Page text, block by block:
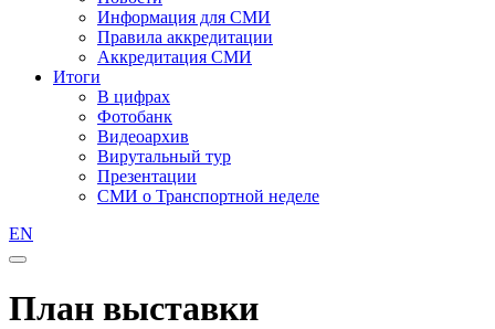
Информация для СМИ
Правила аккредитации
Аккредитация СМИ
Итоги
В цифрах
Фотобанк
Видеоархив
Вирутальный тур
Презентации
СМИ о Транспортной неделе
EN
План выставки